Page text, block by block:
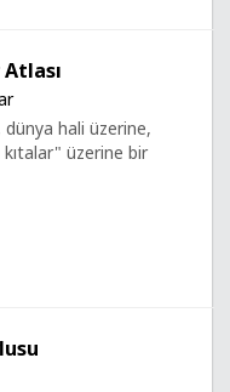
hali üzerine,
üzerine bir